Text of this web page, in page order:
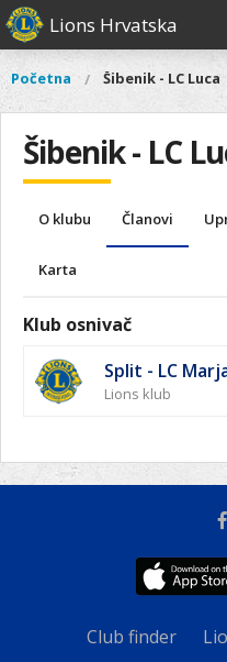
Skoči
na
sadržaj
Lions Hrvatska
O nama
Naši projekti
Aktivnosti
Glavni
O
nama
Distrikt
126
Aktivnosti
Vi
ste
ovdje
Početna Šibenik - LC Luca
Šibenik - LC
O klubu Članovi
Karta
Klub osnivač
Split - LC
Lions klub
Club finder